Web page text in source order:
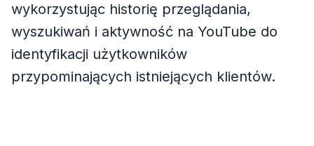
wykorzystując historię przeglądania,
wyszukiwań i aktywność na YouTube do
identyfikacji użytkowników
przypominających istniejących klientów.